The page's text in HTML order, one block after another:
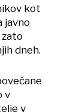
kot
javno
zato
dneh.
v
v